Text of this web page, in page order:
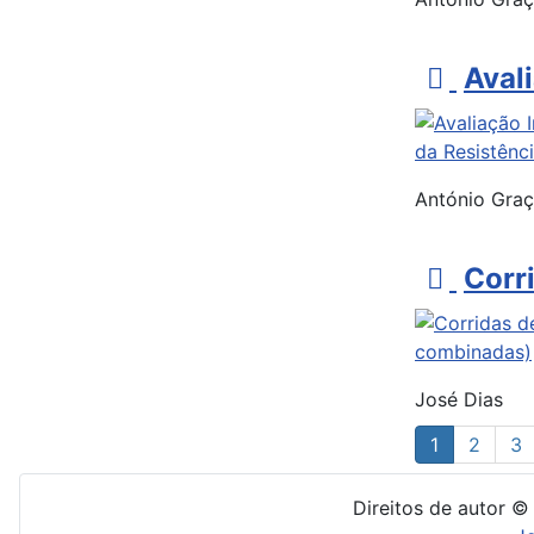
p
d
f
António
p
d
f
José Dias
1
2 3
Direitos de autor ©